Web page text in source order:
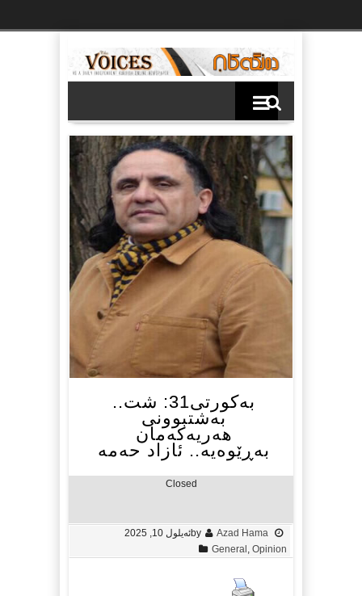
بەکورتی31: شت..
بەشتبوونی
هەریەکەمان
بەڕێوەیە.. ئازاد حەمە
Closed
by Azad Hama
ئه‌یلول 10, 2025
General Opinion